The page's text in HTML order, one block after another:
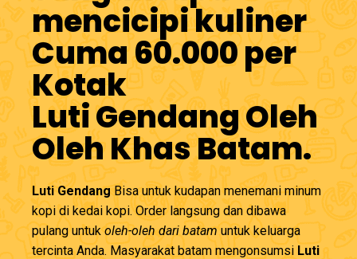
mencicipi kuliner
Cuma 60.000 per
Kotak
Luti Gendang Oleh
Oleh Khas Batam.
Luti GendangBisa untuk kudapan menemani minum
kopi di kedai kopi. Order langsung dan dibawa
pulang untukoleh-oleh dari batamuntuk keluarga
tercinta Anda. Masyarakat batam mengonsumsi Luti